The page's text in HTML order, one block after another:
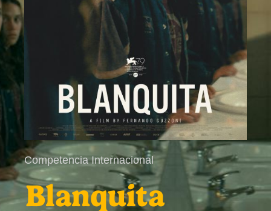
Competencia Internacional
Blanquita